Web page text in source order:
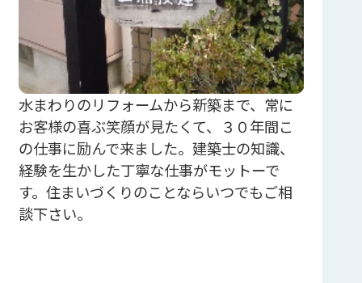
水まわりのリフォームから新築まで、常に
お客様の喜ぶ笑顔が見たくて、３０年間こ
の仕事に励んで来ました。建築士の知識、
経験を生かした丁寧な仕事がモットーで
す。住まいづくりのことならいつでもご相
談下さい。